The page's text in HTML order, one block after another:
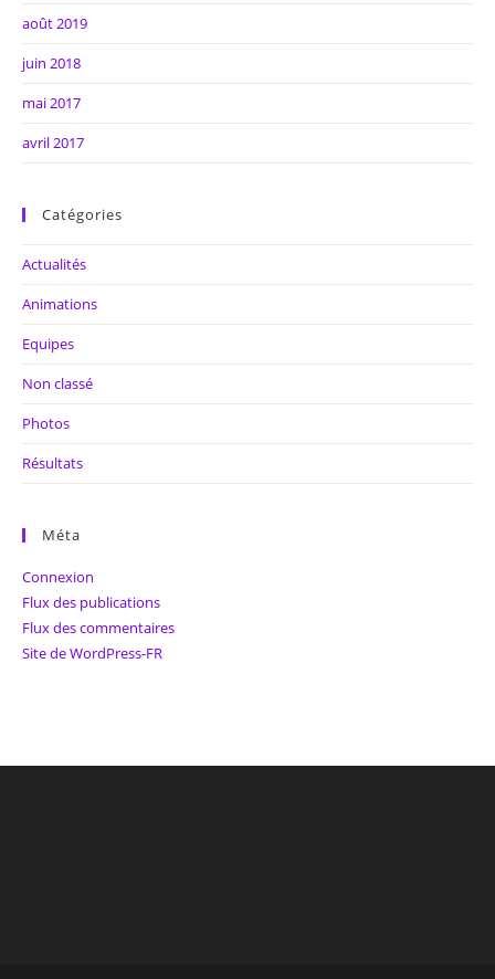
août 2019
juin 2018
mai 2017
avril 2017
Catégories
Actualités
Animations
Equipes
Non classé
Photos
Résultats
Méta
Connexion
Flux des publications
Flux des commentaires
Site de WordPress-FR